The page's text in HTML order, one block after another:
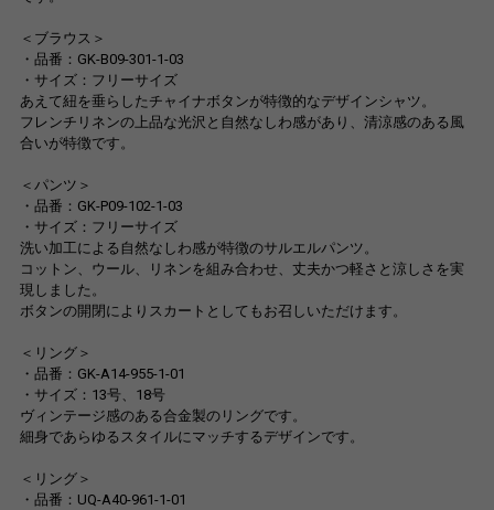
＜ブラウス＞
・品番：GK-B09-301-1-03
・サイズ：フリーサイズ
あえて紐を垂らしたチャイナボタンが特徴的なデザインシャツ。
フレンチリネンの上品な光沢と自然なしわ感があり、清涼感のある風
合いが特徴です。
＜パンツ＞
・品番：GK-P09-102-1-03
・サイズ：フリーサイズ
洗い加工による自然なしわ感が特徴のサルエルパンツ。
コットン、ウール、リネンを組み合わせ、丈夫かつ軽さと涼しさを実
現しました。
ボタンの開閉によりスカートとしてもお召しいただけます。
＜リング＞
・品番：GK-A14-955-1-01
・サイズ：13号、18号
ヴィンテージ感のある合金製のリングです。
細身であらゆるスタイルにマッチするデザインです。
＜リング＞
・品番：UQ-A40-961-1-01